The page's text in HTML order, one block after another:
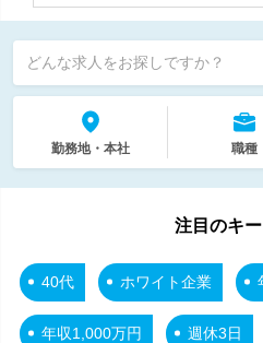
どんな求人をお探しですか？
勤務地・本社 職種
注目のキ
40代 ホワイト企業
年収1,000万円 週休3日